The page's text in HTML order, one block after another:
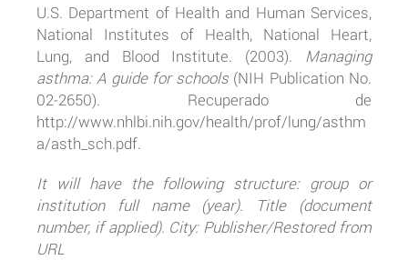
U.S. Department of Health and Human Services,
National Institutes of Health, National Heart,
Lung, and Blood Institute. (2003). Managing
asthma: A guide for schools (NIH Publication No.
02-2650). Recuperado de
http://www.nhlbi.nih.gov/health/prof/lung/asthm
a/asth_sch.pdf.
It will have the following structure: group or
institution full name (year). Title (document
number, if applied). City: Publisher/Restored from
URL